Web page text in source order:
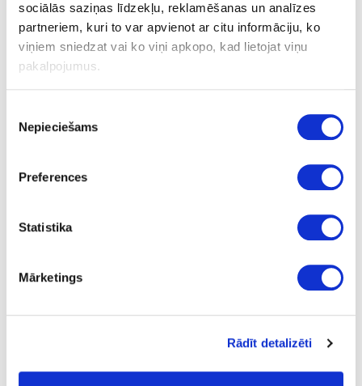
sociālās saziņas līdzekļu, reklamēšanas un analīzes
partneriem, kuri to var apvienot ar citu informāciju, ko
viņiem sniedzat vai ko viņi apkopo, kad lietojat viņu
pakalpojumus.
izvēle
Nepieciešams
Preferences
Statistika
Mārketings
Rādīt detalizēti
Uzstādīšanas instrukcija
Atkritumu tvertne VS ENVI Single